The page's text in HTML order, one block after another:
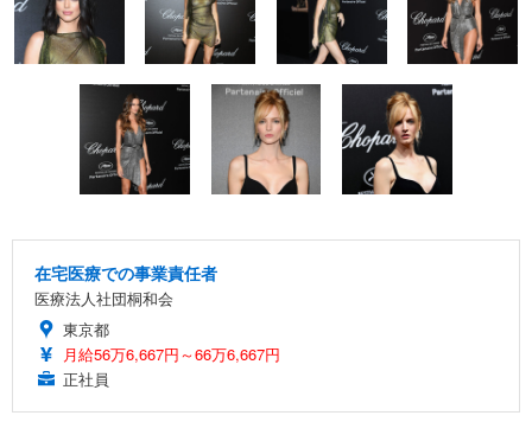
在宅医療での事業責任者
医療法人社団桐和会
東京都
月給56万6,667円～66万6,667円
正社員